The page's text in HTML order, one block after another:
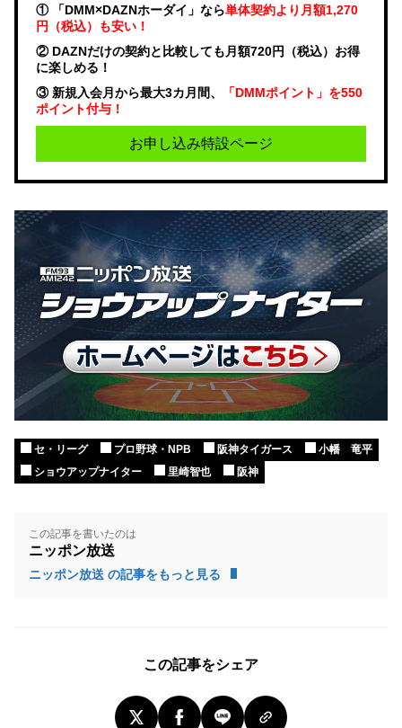
① 「DMM×DAZNホーダイ」なら単体契約より月額1,270
円（税込）も安い！
② DAZNだけの契約と比較しても月額720円（税込）お得
に楽しめる！
③ 新規入会月から最大3カ月間、
「DMMポイント」を550
ポイント付与！
お申し込み特設ページ
セ・リーグ プロ野球・NPB 阪神タイガース
小幡 竜平
ショウアップナイター
里崎智也 阪神
この記事を書いたのは
ニッポン放送
ニッポン放送 の記事をもっと見る
この記事をシェア